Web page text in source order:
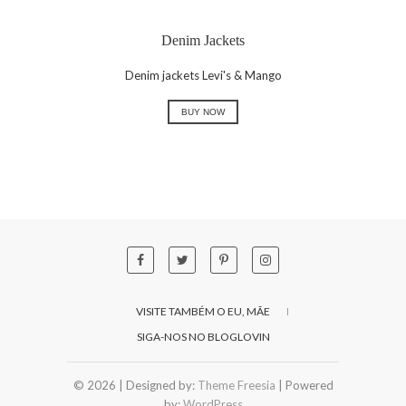
Denim Jackets
Denim jackets Levi's & Mango
BUY NOW
VISITE TAMBÉM O EU, MÃE
SIGA-NOS NO BLOGLOVIN
© 2026 | Designed by: Theme Freesia | Powered